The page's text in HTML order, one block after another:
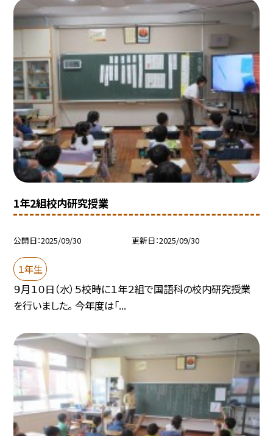
1年2組校内研究授業
公開日 2025/09/30 更新日 2025/09/30
１年生
９月１０日（水）５校時に１年２組で国語科の校内研究授業
を行いました。 今年度は「...